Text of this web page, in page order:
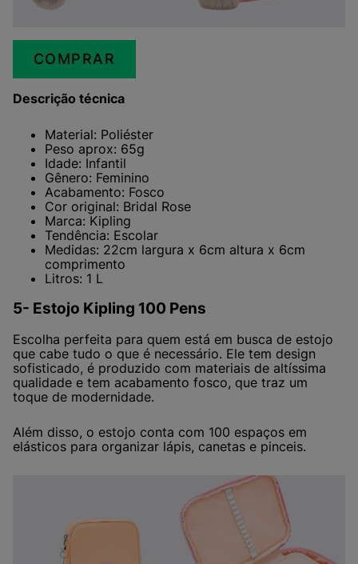
COMPRAR
Descrição técnica
Material: Poliéster
Peso aprox: 65g
Idade: Infantil
Gênero: Feminino
Acabamento: Fosco
Cor original: Bridal Rose
Marca: Kipling
Tendência: Escolar
Medidas: 22cm largura x 6cm altura x 6cm
comprimento
Litros: 1 L
5- Estojo Kipling 100 Pens
Escolha perfeita para quem está em busca de estojo
que cabe tudo o que é necessário. Ele tem design
sofisticado, é produzido com materiais de altíssima
qualidade e tem acabamento fosco, que traz um
toque de modernidade.
Além disso, o estojo conta com 100 espaços em
elásticos para organizar lápis, canetas e pinceis.